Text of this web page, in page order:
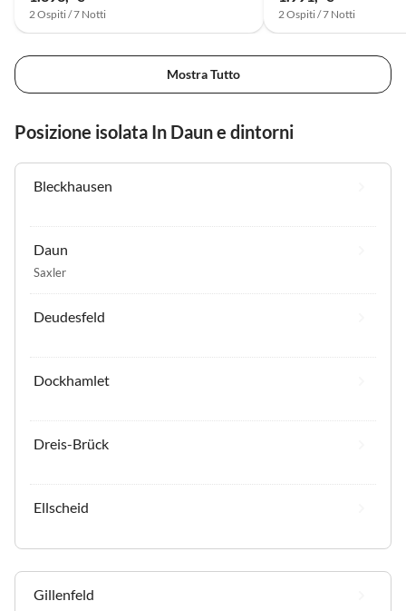
2 Ospiti / 7 Notti 2 Ospiti / 7 Notti
Mostra Tutto
Posizione isolata In Daun e dintorni
Bleckhausen
Daun
Saxler
Deudesfeld
Dockhamlet
Dreis-Brück
Ellscheid
Gillenfeld